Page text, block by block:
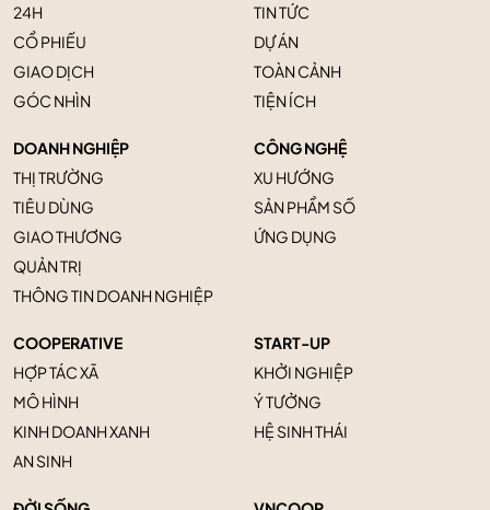
24H
CỔ PHIẾU
GIAO DỊCH
GÓC NHÌN
TIN TỨC
DỰ ÁN
TOÀN CẢNH
TIỆN ÍCH
DOANH NGHIỆP
THỊ TRƯỜNG
TIÊU DÙNG
GIAO THƯƠNG
QUẢN TRỊ
THÔNG TIN DOANH NGHIỆP
CÔNG NGHỆ
XU HƯỚNG
SẢN PHẨM SỐ
ỨNG DỤNG
COOPERATIVE
HỢP TÁC XÃ
MÔ HÌNH
KINH DOANH XANH
AN SINH
START-UP
KHỞI NGHIỆP
Ý TƯỞNG
HỆ SINH THÁI